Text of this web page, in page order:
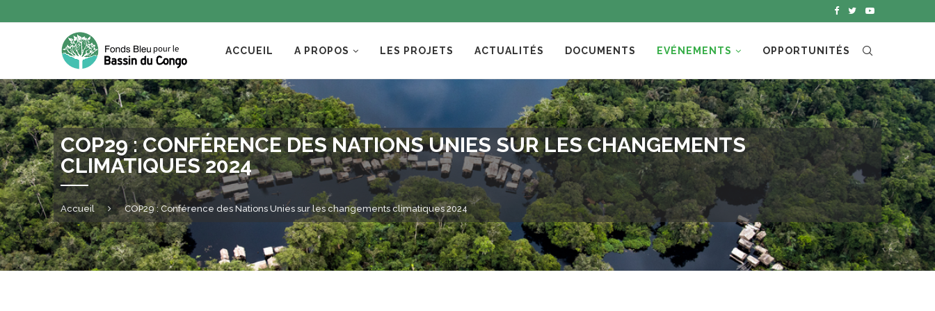
ACCUEIL A PROPOS LES PROJETS ACTUALITÉS DOCUMENTS EVÉNEMENTS OPPORTUNITÉS
COP29 : CONFÉRENCE DES NATIONS UNIES SUR LES CHANGEMENTS
CLIMATIQUES 2024
Accueil COP29 : Conférence des Nations Unies sur les changements climatiques 2024